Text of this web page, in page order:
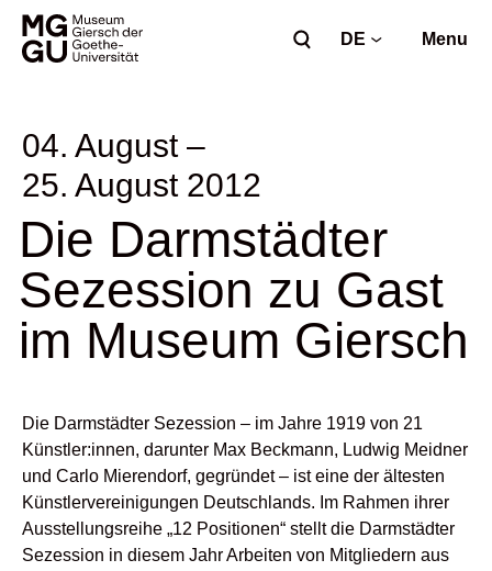
DE Menu
04. August –
25. August 2012
Die Darmstädter
Sezession zu Gast
im Museum Giersch
Die Darmstädter Sezession – im Jahre 1919 von 21
Künstler:innen, darunter Max Beckmann, Ludwig Meidner
und Carlo Mierendorf, gegründet – ist eine der ältesten
Künstlervereinigungen Deutschlands. Im Rahmen ihrer
Ausstellungsreihe „12 Positionen“ stellt die Darmstädter
Sezession in diesem Jahr Arbeiten von Mitgliedern aus